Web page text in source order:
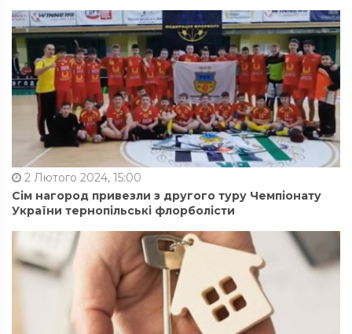
2 Лютого 2024, 15:00
Сім нагород привезли з другого туру Чемпіонату
України тернопільські флорболісти